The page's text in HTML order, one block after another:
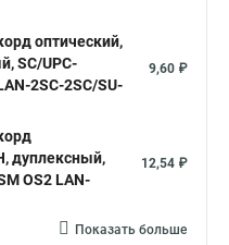
оптический,
SC/UPC-
2SC-2SC/SU-
9,60 ₽
дуплексный,
OS2 LAN-
12,54 ₽
Показать больше